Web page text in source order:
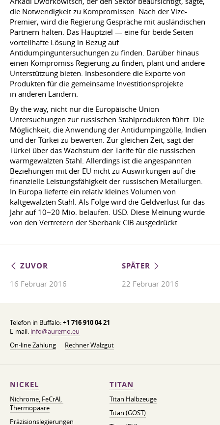
die Notwendigkeit zu Kompromissen. Nach der Vize-
Premier, wird die Regierung Gespräche mit ausländischen
Partnern halten. Das Hauptziel — eine für beide Seiten
vorteilhafte Lösung in Bezug auf
Antidumpinguntersuchungen zu finden. Darüber hinaus
einen Kompromiss Regierung zu finden, plant und andere
Unterstützung bieten. Insbesondere die Exporte von
Produkten für die gemeinsame Investitionsprojekte
in anderen Ländern.
By the way, nicht nur die Europäische Union
Untersuchungen zur russischen Stahlprodukten führt. Die
Möglichkeit, die Anwendung der Antidumpingzölle, Indien
und der Türkei zu bewerten. Zur gleichen Zeit, sagt der
Türkei über das Wachstum der Tarife für die russischen
warmgewalzten Stahl. Allerdings ist die angespannten
Beziehungen mit der EU nicht zu Auswirkungen auf die
finanzielle Leistungsfähigkeit der russischen Metallurgen.
In Europa lieferte ein relativ kleines Volumen von
kaltgewalzten Stahl. Als Folge wird die Geldverlust für das
Jahr auf 10−20 Mio. belaufen. USD. Diese Meinung wurde
von den Vertretern der Sberbank CIB ausgedrückt.
ZUVOR
16 Februar 2016
SPÄTER
22 Februar 2016
Telefon in Buffalo:+1 716 910 04 21
E-mail: info@auremo.eu
On-line Zahlung
Rechner Walzgut
NICKEL
Nichrome, FeСrAl, ​​
Thermopaare
Präzisionslegierungen
TITAN
Titan Halbzeuge
Titan (GOST)